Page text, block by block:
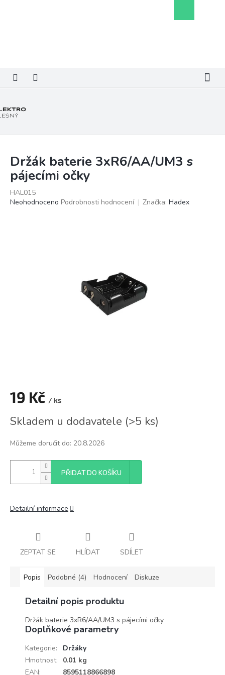
košík
Držák baterie 3xR6/AA/UM3 s
pájecími očky
HAL015
Průměrné
Neohodnoceno Podrobnosti hodnocení Značka: Hadex
19 Kč / ks
cena:
Skladem u dodavatele (>5 ks)
Můžeme doručit do: 20.8.2026
PŘIDAT DO KOŠÍKU
Detailní informace
ZEPTAT SE HLÍDAT SDÍLET
Popis Podobné (4) Hodnocení Diskuze
Detailní popis produktu
Držák baterie 3xR6/AA/UM3 s pájecími očky
Doplňkové parametry
Kategorie:
Držáky
Hmotnost:
0.01 kg
EAN: 8595118866898